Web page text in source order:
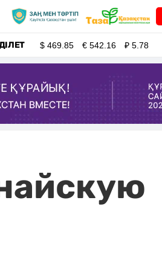
$469.85 €542.16 ₽5.78